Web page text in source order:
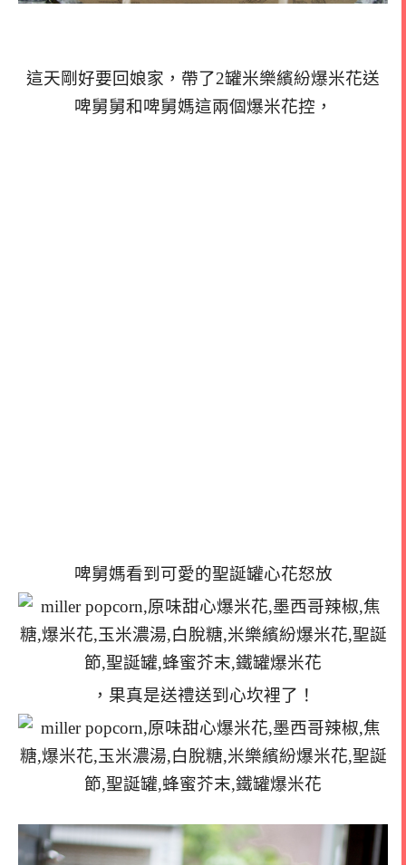
這天剛好要回娘家，帶了2罐米樂繽紛爆米花送
啤舅舅和啤舅媽這兩個爆米花控，
啤舅媽看到可愛的聖誕罐心花怒放
，果真是送禮送到心坎裡了！